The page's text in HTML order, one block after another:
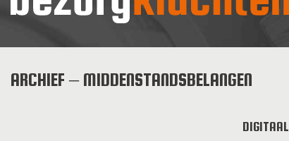
ARCHIEF – MIDDENSTANDSBELANGEN
DIGITAAL